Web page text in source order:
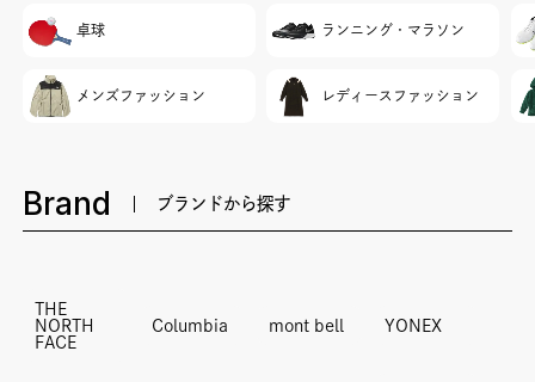
卓球 ランニング・マラソン
メンズファッション レディースファッション
Brand ブランドから探す
THE
NORTH
FACE
Columbia mont bell YONEX